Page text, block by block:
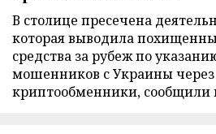
В столице пресечена
которая выводила
средства за рубеж по
мошенников с Украины
криптообменники, сообщили